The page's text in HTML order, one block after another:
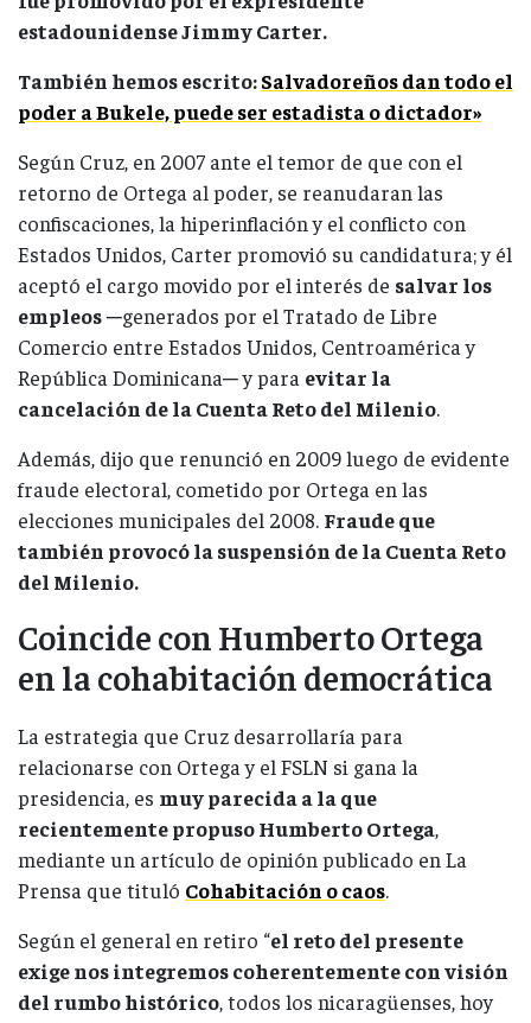
estadounidense Jimmy Carter.
También hemos escrito:Salvadoreños dan todo el
poder a Bukele, puede ser estadista o dictador»
Según Cruz, en 2007 ante el temor de que con el
retorno de Ortega al poder, se reanudaran las
confiscaciones, la hiperinflación y el conflicto con
Estados Unidos, Carter promovió su candidatura; y él
aceptó el cargo movido por el interés de salvar los
empleos─generados por el Tratado de Libre
Comercio entre Estados Unidos, Centroamérica y
República Dominicana─ y para evitar la
cancelación de la Cuenta Reto del Milenio.
Además, dijo que renunció en 2009 luego de evidente
fraude electoral, cometido por Ortega en las
elecciones municipales del 2008. Fraude que
también provocó la suspensión de la Cuenta Reto
del Milenio.
Coincide con Humberto Ortega
en la cohabitación democrática
La estrategia que Cruz desarrollaría para
relacionarse con Ortega y el FSLN si gana la
presidencia, es muy parecida a la que
recientemente propuso Humberto Ortega,
mediante un artículo de opinión publicado en La
Prensa que tituló Cohabitación o caos.
Según el general en retiro “el reto del presente
exige nos integremos coherentemente con visión
del rumbo histórico, todos los nicaragüenses, hoy